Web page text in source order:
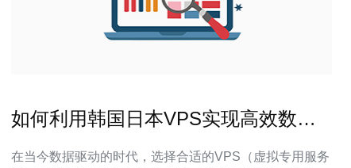
如何利用韩国日本VPS实现高效数据
在当今数据驱动的时代，选择合适的VPS（虚拟专用服务